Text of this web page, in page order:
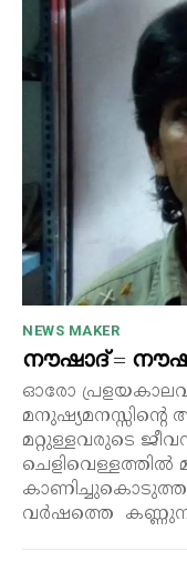
NEWS MAKER
നൗഷാദ് =
ഓരോ
മറ്റുള്ളവരുടെ
ചെളിവെള്ളത്തിൽ
വർഷത്തെ